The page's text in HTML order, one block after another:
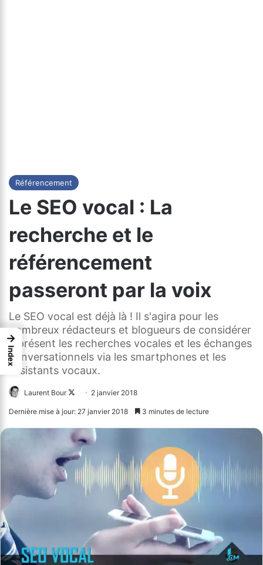
Référencement
Le SEO vocal : La
recherche et le
référencement
passeront par la voix
Le SEO vocal est déjà là ! Il s'agira pour les
nombreux rédacteurs et blogueurs de considérer
à présent les recherches vocales et les échanges
conversationnels via les smartphones et les
assistants vocaux.
Laurent Bour
Follow2 janvier 2018
Dernière mise à jour: 27 janvier 2018 3 minutes de lecture
→
Index